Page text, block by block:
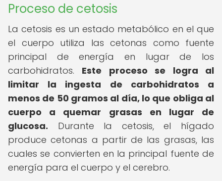
Proceso de cetosis
La cetosis es un estado metabólico en el que
el cuerpo utiliza las cetonas como fuente
principal de energía en lugar de los
carbohidratos. Este proceso se logra al
limitar la ingesta de carbohidratos a
menos de 50 gramos al día, lo que obliga al
cuerpo a quemar grasas en lugar de
glucosa. Durante la cetosis, el hígado
produce cetonas a partir de las grasas, las
cuales se convierten en la principal fuente de
energía para el cuerpo y el cerebro.